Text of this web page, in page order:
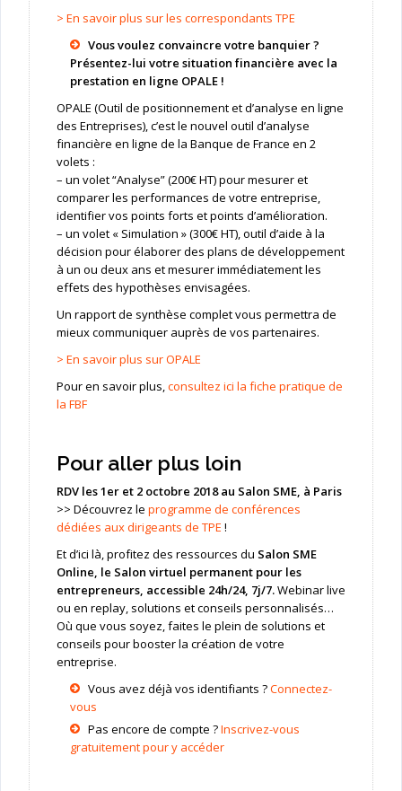
> En savoir plus sur les correspondants TPE
Vous voulez convaincre votre banquier ?
Présentez-lui votre situation financière avec la
prestation en ligne OPALE !
OPALE (Outil de positionnement et d’analyse en ligne
des Entreprises), c’est le nouvel outil d’analyse
financière en ligne de la Banque de France en 2
volets :
– un volet “Analyse” (200€ HT) pour mesurer et
comparer les performances de votre entreprise,
identifier vos points forts et points d’amélioration.
– un volet « Simulation » (300€ HT), outil d’aide à la
décision pour élaborer des plans de développement
à un ou deux ans et mesurer immédiatement les
effets des hypothèses envisagées.
Un rapport de synthèse complet vous permettra de
mieux communiquer auprès de vos partenaires.
> En savoir plus sur OPALE
Pour en savoir plus,consultez ici la fiche pratique de
la FBF
Pour aller plus loin
RDV les 1er et 2 octobre 2018 au Salon SME, à Paris
>> Découvrez le programme de conférences
dédiées aux dirigeants de TPE !
Et d’ici là, profitez des ressources du Salon SME
Online, le Salon virtuel permanent pour les
entrepreneurs, accessible 24h/24, 7j/7.Webinar live
ou en replay, solutions et conseils personnalisés…
Où que vous soyez, faites le plein de solutions et
conseils pour booster la création de votre
entreprise.
Vous avez déjà vos identifiants ?Connectez-
vous
Pas encore de compte ?Inscrivez-vous
gratuitement pour y accéder